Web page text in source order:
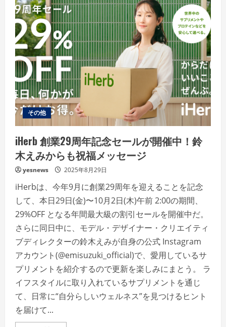
ュ
で
一
目
惚
れ！
映
え
て
美
味
し
い
「せ
い
ろ
生
活」
じ
め
ま
し
た
その他
iHerb 創業29周年記念セールが開催中！鈴
木えみからも祝福メッセージ
yesnews 2025年8月29日
iHerbは、今年9月に創業29周年を迎えることを記念
して、本日29日(金)〜10月2日(木)午前 2:00の期間、
29%OFF となる年間最大級の割引セールを開催中だ。
さらに同日中に、モデル・デザイナー・クリエイティ
ブディレクターの鈴木えみが自身の公式 Instagram
アカウント(@emisuzuki_official)で、愛用しているサ
プリメントを紹介するので更新を楽しみにまとう。 ラ
イフスタイルに取り入れているサプリメントを通じ
て、日常に“自分らしいウェルネス”を見つけるヒント
を届けて...